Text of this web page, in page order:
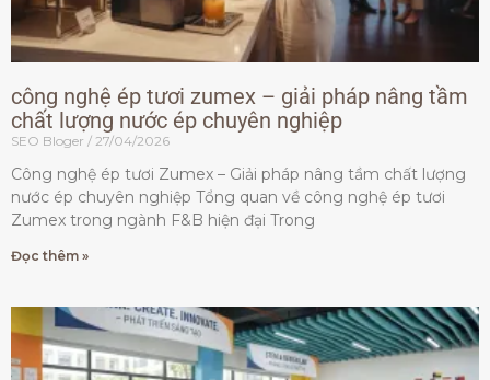
công nghệ ép tươi zumex – giải pháp nâng tầm
chất lượng nước ép chuyên nghiệp
SEO Bloger 27/04/2026
Công nghệ ép tươi Zumex – Giải pháp nâng tầm chất lượng
nước ép chuyên nghiệp Tổng quan về công nghệ ép tươi
Zumex trong ngành F&B hiện đại Trong
Đọc thêm »